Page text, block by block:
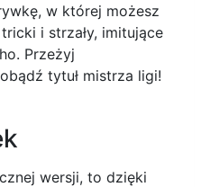
w której możesz
i strzały, imitujące
Przeżyj
tytuł mistrza ligi!
wersji, to dzięki